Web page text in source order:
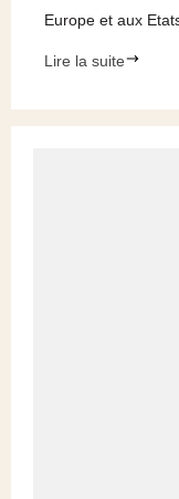
Europe et aux
Lire la suite